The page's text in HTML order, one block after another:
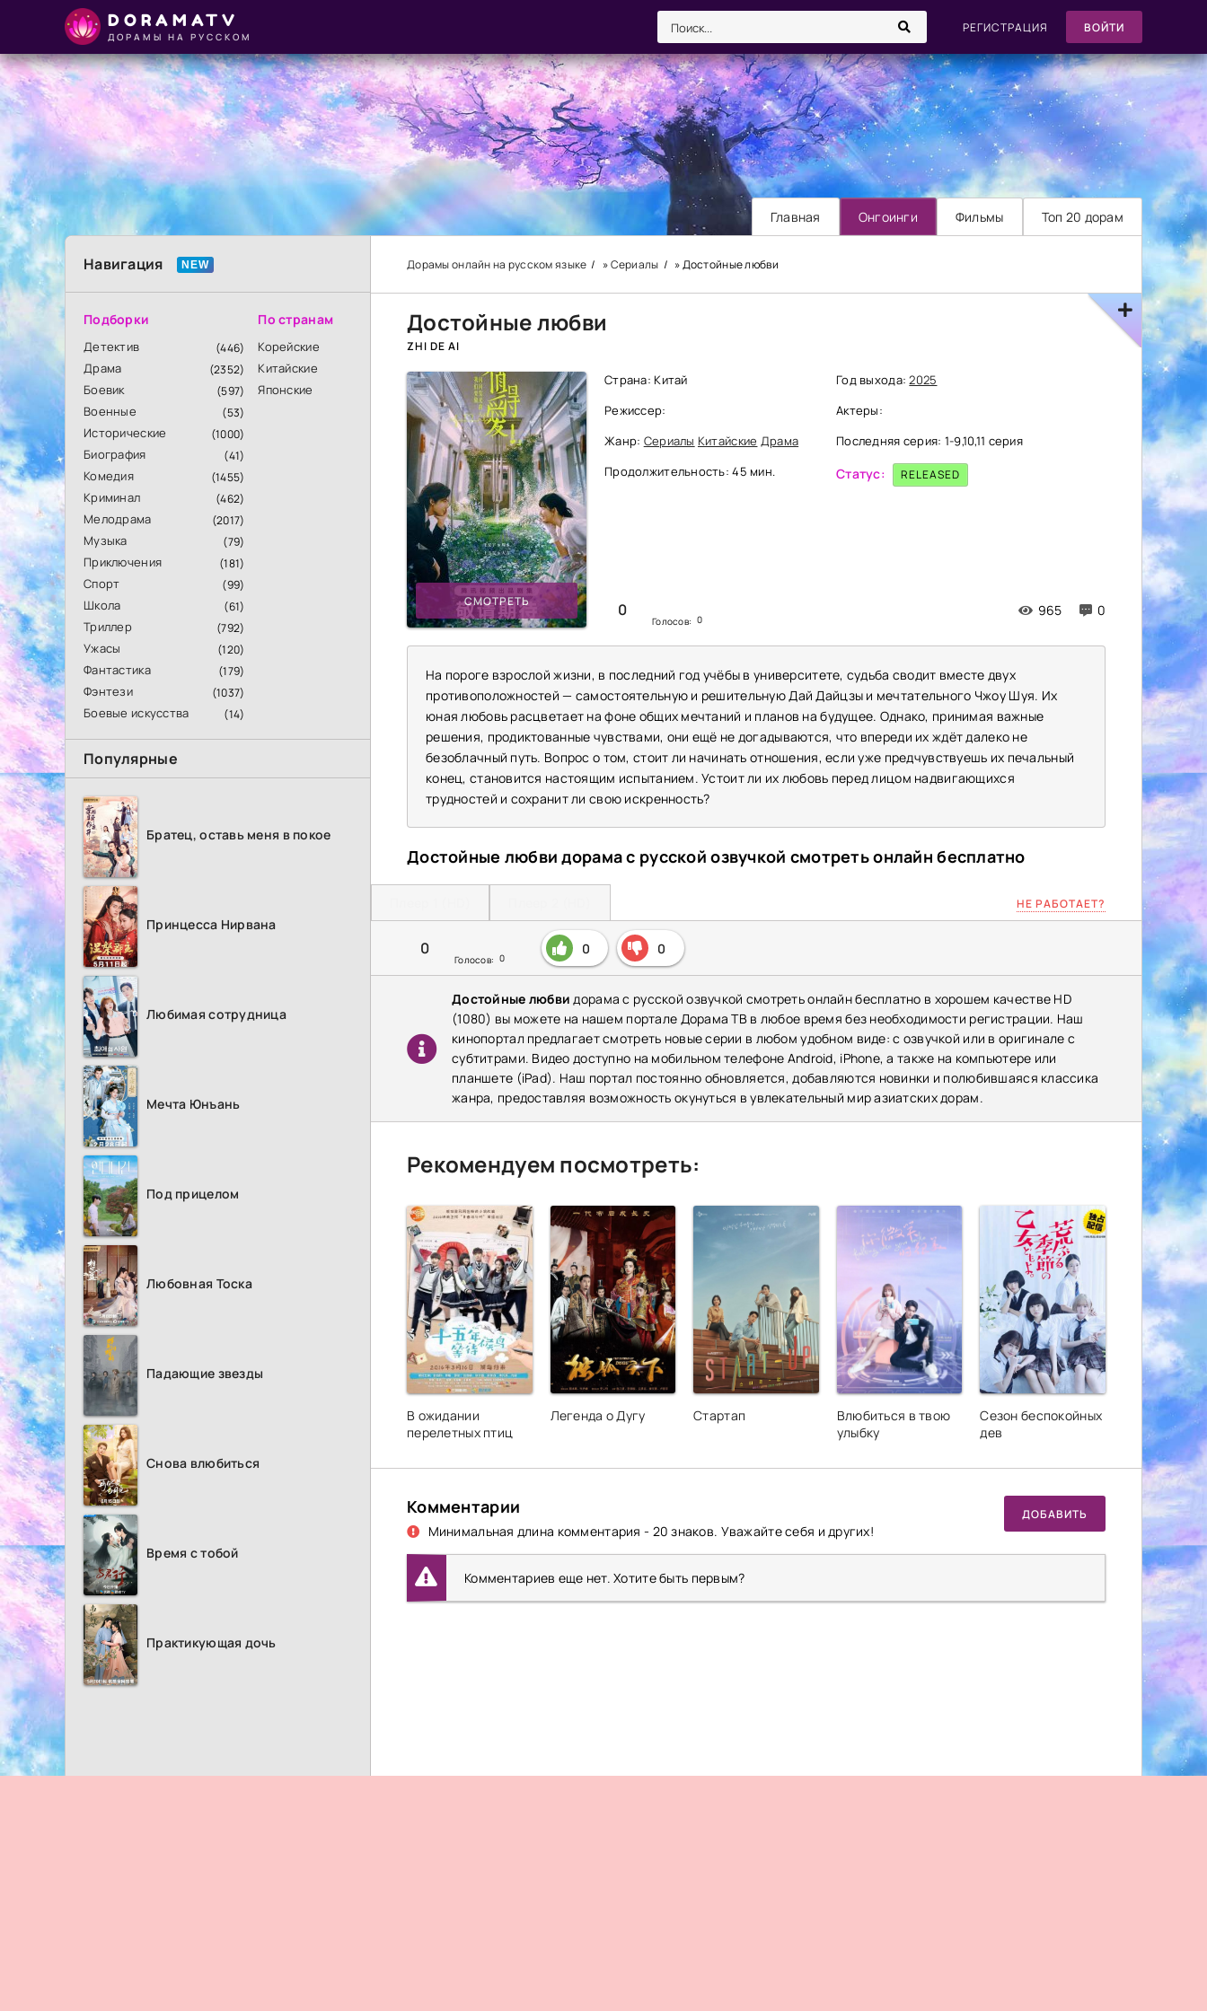
DORAMATV
ДОРАМЫ НА РУССКОМ
РЕГИСТРАЦИЯ ВОЙТИ
Главная Онгоинги Фильмы Топ 20 дорам
Навигация
Подборки
Детектив (446)
Драма (2352)
Боевик (597)
Военные (53)
Исторические (1000)
Биография (41)
Комедия (1455)
Криминал (462)
Мелодрама (2017)
Музыка (79)
Приключения (181)
Спорт (99)
Школа (61)
Триллер (792)
Ужасы (120)
Фантастика (179)
Фэнтези (1037)
Боевые искусства (14)
По странам
Корейские
Китайские
Японские
Популярные
Братец, оставь меня в покое
Принцесса Нирвана
Любимая сотрудница
Мечта Юнъань
Под прицелом
Любовная Тоска
Падающие звезды
Снова влюбиться
Время с тобой
Практикующая дочь
Дорамы онлайн на русском языке »Сериалы » Достойные любви
Достойные любви
ZHI DE AI
СМОТРЕТЬ
Страна: Китай
Режиссер:
Жанр: Сериалы Китайские Драма
Продолжительность: 45 мин.
0
Голосов: 0
965 0
Год выхода:2025
Актеры:
Последняя серия: 1-9,10,11 серия
Статус: RELEASED
На пороге взрослой жизни, в последний год учёбы в университете, судьба сводит вместе двух
противоположностей — самостоятельную и решительную Дай Дайцзы и мечтательного Чжоу Шуя. Их
юная любовь расцветает на фоне общих мечтаний и планов на будущее. Однако, принимая важные
решения, продиктованные чувствами, они ещё не догадываются, что впереди их ждёт далеко не
безоблачный путь. Вопрос о том, стоит ли начинать отношения, если уже предчувствуешь их печальный
конец, становится настоящим испытанием. Устоит ли их любовь перед лицом надвигающихся
трудностей и сохранит ли свою искренность?
Достойные любви дорама с русской озвучкой смотреть онлайн бесплатно
НЕ РАБОТАЕТ?
0
Голосов: 0
0 0
Достойные любви дорама с русской озвучкой смотреть онлайн бесплатно в хорошем качестве HD
(1080) вы можете на нашем портале Дорама ТВ в любое время без необходимости регистрации. Наш
кинопортал предлагает смотреть новые серии в любом удобном виде: с озвучкой или в оригинале с
субтитрами. Видео доступно на мобильном телефоне Android, iPhone, а также на компьютере или
планшете (iPad). Наш портал постоянно обновляется, добавляются новинки и полюбившаяся классика
жанра, предоставляя возможность окунуться в увлекательный мир азиатских дорам.
Рекомендуем посмотреть:
В ожидании
перелетных птиц
Легенда о Дугу Стартап
Влюбиться в твою
улыбку
Сезон беспокойных
дев
Комментарии
Минимальная длина комментария - 20 знаков. Уважайте себя и других!
ДОБАВИТЬ
Комментариев еще нет. Хотите быть первым?